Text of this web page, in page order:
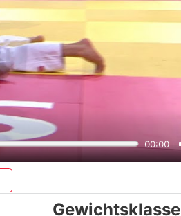
Gewichtsklasse